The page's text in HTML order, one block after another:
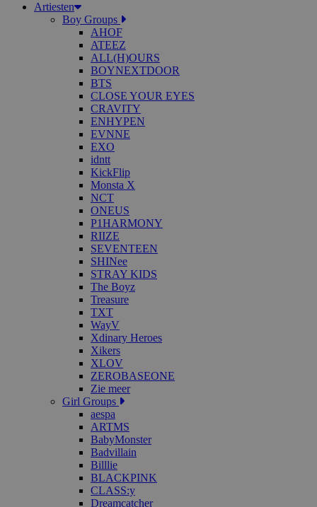
Artiesten
Boy Groups
AHOF
ATEEZ
ALL(H)OURS
BOYNEXTDOOR
BTS
CLOSE YOUR EYES
CRAVITY
ENHYPEN
EVNNE
EXO
idntt
KickFlip
Monsta X
NCT
ONEUS
P1HARMONY
RIIZE
SEVENTEEN
SHINee
STRAY KIDS
The Boyz
Treasure
TXT
WayV
Xdinary Heroes
Xikers
XLOV
ZEROBASEONE
Zie meer
Girl Groups
aespa
ARTMS
BabyMonster
Badvillain
Billlie
BLACKPINK
CLASS:y
Dreamcatcher